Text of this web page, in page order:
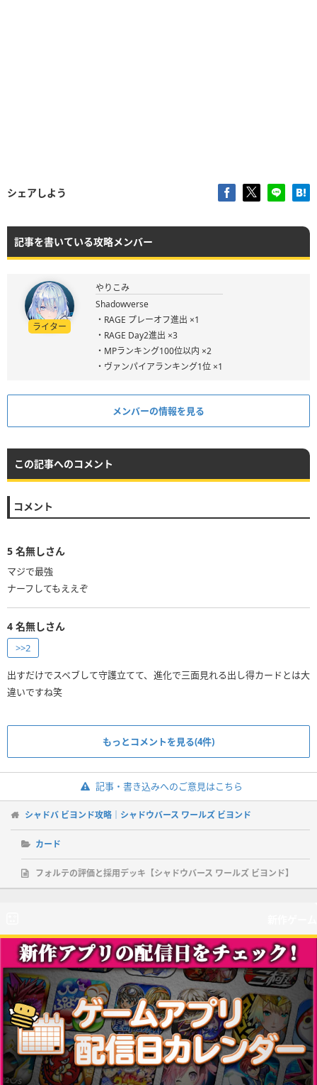
シェアしよう
記事を書いている攻略メンバー
ライター
やりこみ
Shadowverse
・RAGE プレーオフ進出 ×1
・RAGE Day2進出 ×3
・MPランキング100位以内 ×2
・ヴァンパイアランキング1位 ×1
メンバーの情報を見る
この記事へのコメント
コメント
5 名無しさん
マジで最強
ナーフしてもええぞ
4 名無しさん
>>2
出すだけでスペブして守護立てて、進化で三面見れる出し得カードとは大
違いですね笑
もっとコメントを見る(4件)
記事・書き込みへのご意見はこちら
シャドバ ビヨンド攻略｜シャドウバース ワールズ ビヨンド
カード
フォルテの評価と採用デッキ【シャドウバース ワールズ ビヨンド】